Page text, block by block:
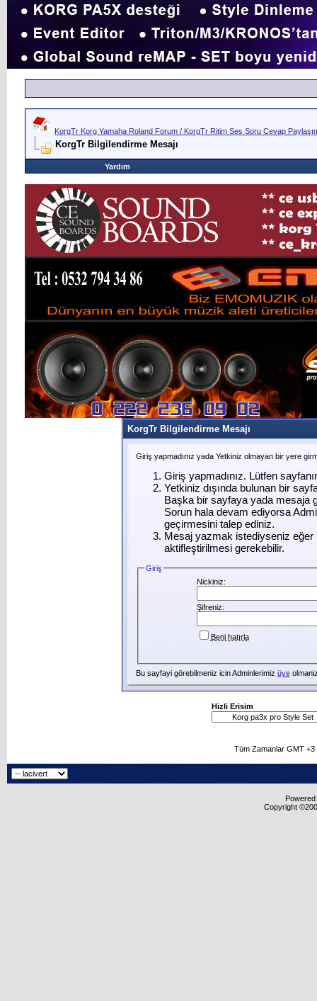
KorgTr Korg Yamaha Roland Forum / KorgTr Ritim Ses Soru Cevap
KorgTr Bilgilendirme Mesajı
Yardım
KorgTr Bilgilendirme Mesajı
Giriş yapmadınız yada Yetkiniz olmayan bir yere
Giriş yapmadınız. Lütfen
Yetkiniz dışında bulunan bir
Başka bir sayfaya yada mesaja
Sorun hala devam ediyorsa
geçirmesini talep ediniz.
Mesaj yazmak istediyseniz eğer
aktifleştirilmesi gerekebilir.
Giriş
Nickiniz:
Şifreniz:
Beni hatırla
Bu sayfayi görebilmeniz icin Adminlerimiz üye
Hizli Erisim
Tüm Zamanlar GMT
Copyright